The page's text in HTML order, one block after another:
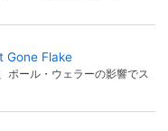
Gone Flake
ポール・ウェラーの影響でス